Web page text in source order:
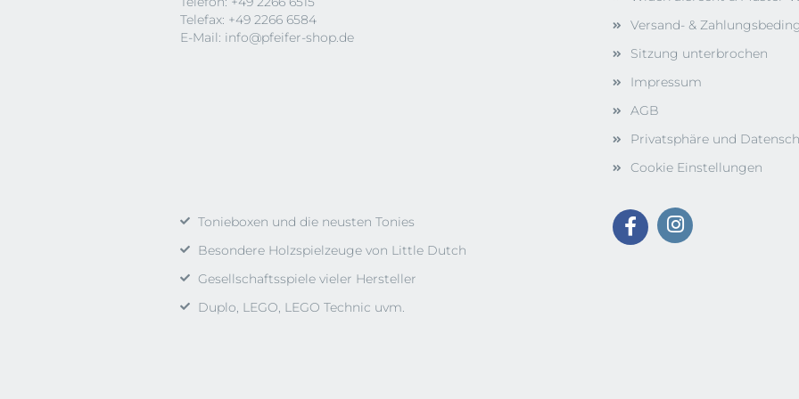
Telefax: +49 2266 6584
E-Mail: info@pfeifer-shop.de
Versand- &
Sitzung unterbrochen
Impressum
AGB
Privatsphäre und
Cookie Einstellungen
Tonieboxen und die neusten Tonies
Besondere Holzspielzeuge von Little Dutch
Gesellschaftsspiele vieler Hersteller
Duplo, LEGO, LEGO Technic uvm.